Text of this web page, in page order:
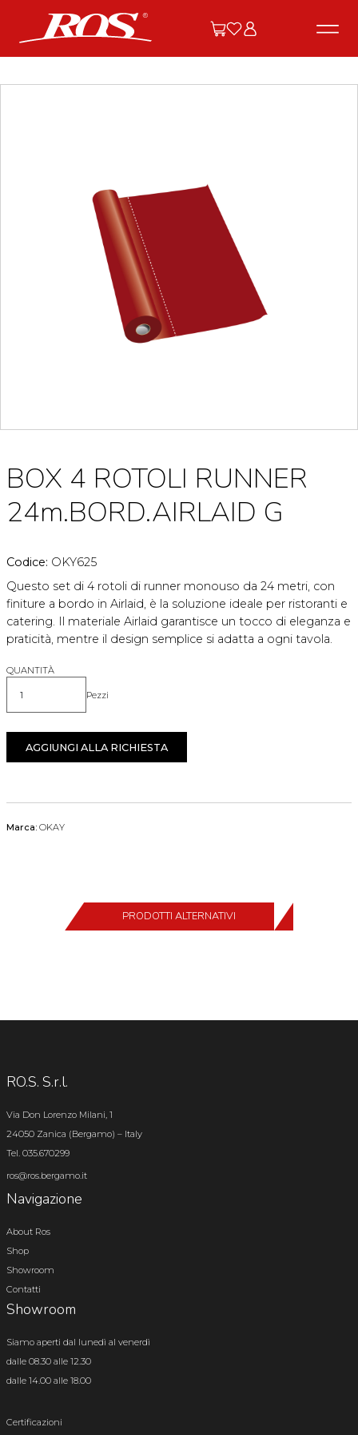
BOX 4 ROTOLI RUNNER
24m.BORD.AIRLAID G
Codice: OKY625
Questo set di 4 rotoli di runner monouso da 24 metri, con
finiture a bordo in Airlaid, è la soluzione ideale per ristoranti e
catering. Il materiale Airlaid garantisce un tocco di eleganza e
praticità, mentre il design semplice si adatta a ogni tavola.
QUANTITÀ
Quantità Pezzi
AGGIUNGI ALLA RICHIESTA
Marca: OKAY
PRODOTTI ALTERNATIVI
RO.S. S.r.l.
Via Don Lorenzo Milani, 1
24050 Zanica (Bergamo) – Italy
Tel. 035.670299
ros@ros.bergamo.it
Navigazione
About Ros
Shop
Showroom
Contatti
Showroom
Siamo aperti dal lunedì al venerdì
dalle 08.30 alle 12.30
dalle 14.00 alle 18.00
Certificazioni